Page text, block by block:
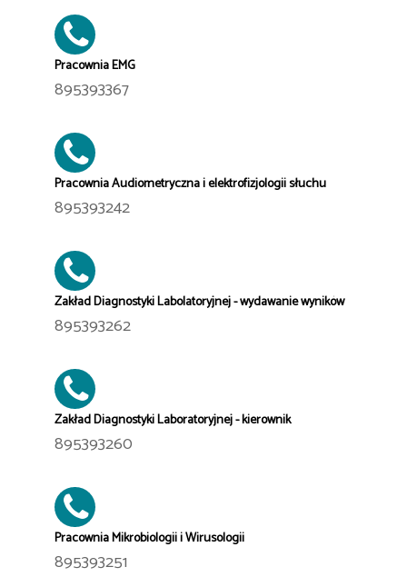
Pracownia EMG
895393367
Pracownia Audiometryczna i elektrofizjologii słuchu
895393242
Zakład Diagnostyki Labolatoryjnej - wydawanie wyników
895393262
Zakład Diagnostyki Laboratoryjnej - kierownik
895393260
Pracownia Mikrobiologii i Wirusologii
895393251